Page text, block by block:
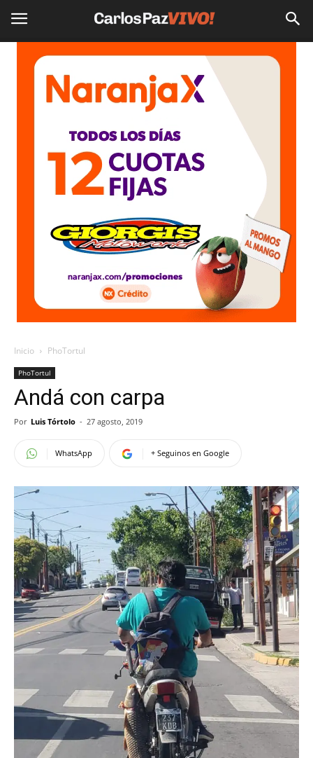
Inicio PhoTortul
PhoTortul
Andá con carpa
Por Luis Tórtolo - 27 agosto, 2019
WhatsApp + Seguinos en Google